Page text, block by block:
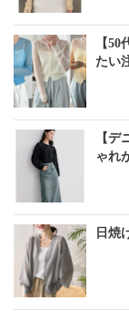
【
たい
【
ゃれ
日焼